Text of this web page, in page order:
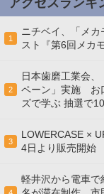
アクセスランキ
1
ニチベイ、「メ
スト『第6回メカ
2
日本歯磨工業会
ペーン」実施 お
ズで学ぶ 抽選で
3
LOWERCASE ×
4日より販売開始
軽井沢から電車で